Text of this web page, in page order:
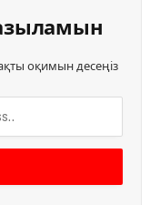
оқимын десеңіз